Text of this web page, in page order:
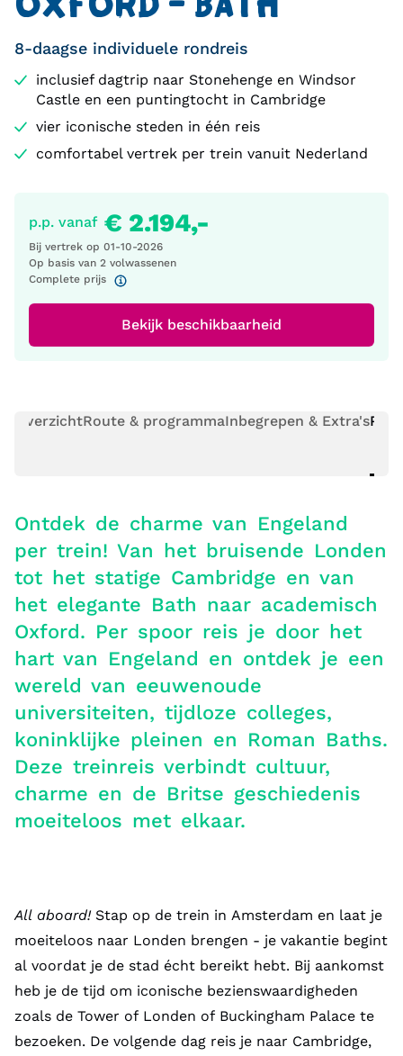
OXFORD - BATH
8-daagse individuele rondreis
inclusief dagtrip naar Stonehenge en Windsor
Castle en een puntingtocht in Cambridge
vier iconische steden in één reis
comfortabel vertrek per trein vanuit Nederland
p.p. vanaf € 2.194,-
Bij vertrek op 01-10-2026
Op basis van 2 volwassenen
Complete prijs
Bekijk beschikbaarheid
OverzichtRoute & programmaInbegrepen & Extra's
Ontdek de charme van Engeland
per trein! Van het bruisende Londen
tot het statige Cambridge en van
het elegante Bath naar academisch
Oxford. Per spoor reis je door het
hart van Engeland en ontdek je een
wereld van eeuwenoude
universiteiten, tijdloze colleges,
koninklijke pleinen en Roman Baths.
Deze treinreis verbindt cultuur,
charme en de Britse geschiedenis
moeiteloos met elkaar.
All aboard! Stap op de trein in Amsterdam en laat je
moeiteloos naar Londen brengen - je vakantie begint
al voordat je de stad écht bereikt hebt. Bij aankomst
heb je de tijd om iconische bezienswaardigheden
zoals de Tower of Londen of Buckingham Palace te
bezoeken. De volgende dag reis je naar Cambridge,